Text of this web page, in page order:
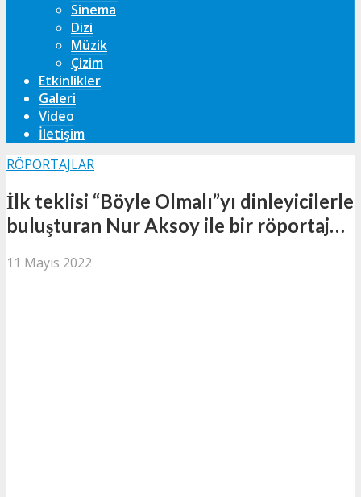
Sinema
Dizi
Müzik
Çizim
Etkinlikler
Galeri
Video
İletişim
RÖPORTAJLAR
İlk teklisi “Böyle Olmalı”yı dinleyicilerle
buluşturan Nur Aksoy ile bir röportaj…
11 Mayıs 2022